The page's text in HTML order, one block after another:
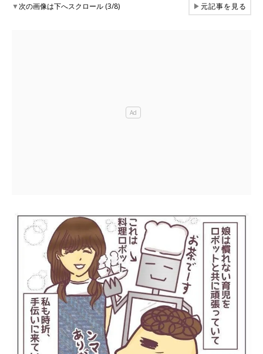
▼次の画像は下へスクロール (3/8) ▶元記事を見る